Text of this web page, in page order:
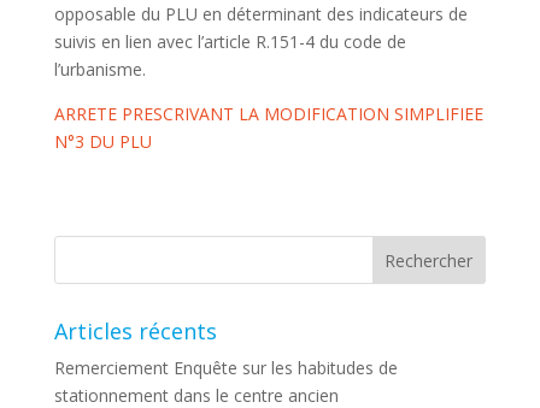
opposable du PLU en déterminant des indicateurs de
suivis en lien avec l’article R.151-4 du code de
l’urbanisme.
ARRETE PRESCRIVANT LA MODIFICATION SIMPLIFIEE
N°3 DU PLU
Articles récents
Remerciement Enquête sur les habitudes de
stationnement dans le centre ancien